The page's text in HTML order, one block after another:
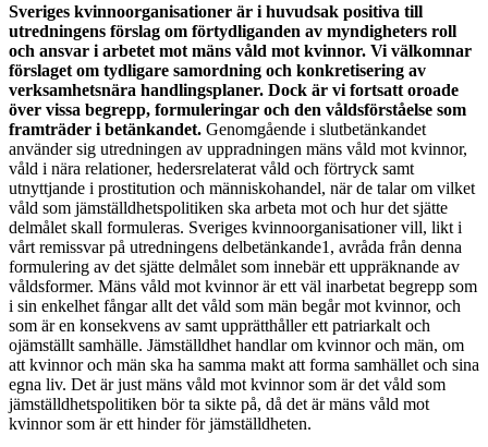
Sveriges kvinnoorganisationer är i huvudsak positiva till
utredningens förslag om förtydliganden av myndigheters roll
och ansvar i arbetet mot mäns våld mot kvinnor. Vi välkomnar
förslaget om tydligare samordning och konkretisering av
verksamhetsnära handlingsplaner. Dock är vi fortsatt oroade
över vissa begrepp, formuleringar och den våldsförståelse som
framträder i betänkandet. Genomgående i slutbetänkandet
använder sig utredningen av uppradningen mäns våld mot kvinnor,
våld i nära relationer, hedersrelaterat våld och förtryck samt
utnyttjande i prostitution och människohandel, när de talar om vilket
våld som jämställdhetspolitiken ska arbeta mot och hur det sjätte
delmålet skall formuleras. Sveriges kvinnoorganisationer vill, likt i
vårt remissvar på utredningens delbetänkande1, avråda från denna
formulering av det sjätte delmålet som innebär ett uppräknande av
våldsformer. Mäns våld mot kvinnor är ett väl inarbetat begrepp som
i sin enkelhet fångar allt det våld som män begår mot kvinnor, och
som är en konsekvens av samt upprätthåller ett patriarkalt och
ojämställt samhälle. Jämställdhet handlar om kvinnor och män, om
att kvinnor och män ska ha samma makt att forma samhället och sina
egna liv. Det är just mäns våld mot kvinnor som är det våld som
jämställdhetspolitiken bör ta sikte på, då det är mäns våld mot
kvinnor som är ett hinder för jämställdheten.